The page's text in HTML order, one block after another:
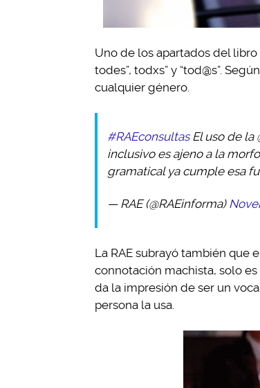
Uno de los apartados del libro
todes”, todxs” y “tod@s”.
cualquier género.
#RAEconsultasEl uso de la
inclusivo es ajeno a la
gramatical ya cumple esa
— RAE (@RAEinforma)
La RAE subrayó también que
connotación machista, solo
da la impresión de ser un
persona la usa.